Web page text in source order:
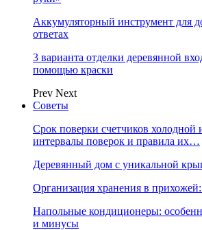
Аккумуляторный инструмент для
ответах
3 варианта отделки деревянной
помощью краски
Prev Next
Советы
Срок поверки счетчиков холодной
интервалы поверок и правила их…
Деревянный дом с уникальной
Организация хранения в
Напольные кондиционеры:
и минусы